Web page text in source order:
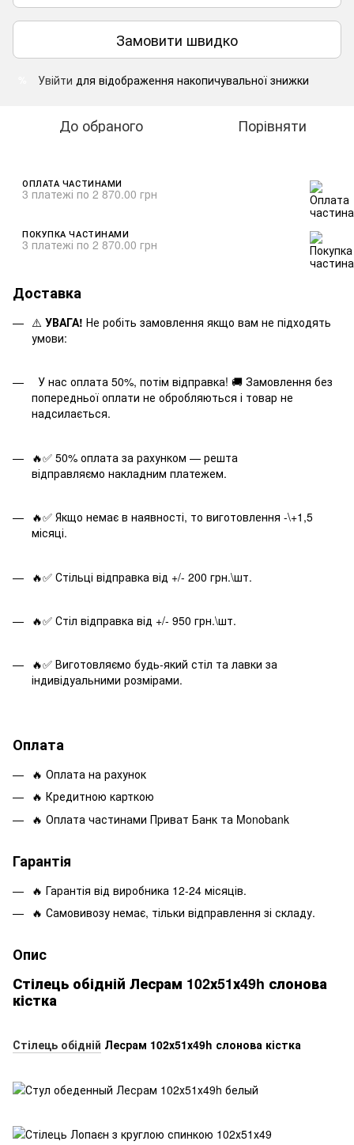
Замовити швидко
Увійти для відображення накопичувальної знижки
До обраного Порівняти
ОПЛАТА ЧАСТИНАМИ
3 платежі по 2 870.00 грн
ПОКУПКА ЧАСТИНАМИ
3 платежі по 2 870.00 грн
Доставка
⚠️ УВАГА! Не робіть замовлення якщо вам не підходять
умови:
У нас оплата 50%, потім відправка! 🚚 Замовлення без
попередньої оплати не обробляються і товар не
надсилається.
🔥✅ 50% оплата за рахунком — решта
відправляємо накладним платежем.
🔥✅ Якщо немає в наявності, то виготовлення -\+1,5
місяці.
🔥✅ Стільці відправка від +/- 200 грн.\шт.
🔥✅ Стіл відправка від +/- 950 грн.\шт.
🔥✅ Виготовляємо будь-який стіл та лавки за
індивідуальними розмірами.
Оплата
🔥 Оплата на рахунок
🔥 Кредитною карткою
🔥 Оплата частинами Приват Банк та Monobank
Гарантія
🔥 Гарантія від виробника 12-24 місяців.
🔥 Самовивозу немає, тільки відправлення зі складу.
Опис
Стілець обідній Лесрам 102х51х49h слонова
кістка
Стілець обідній Лесрам 102х51х49h слонова кістка